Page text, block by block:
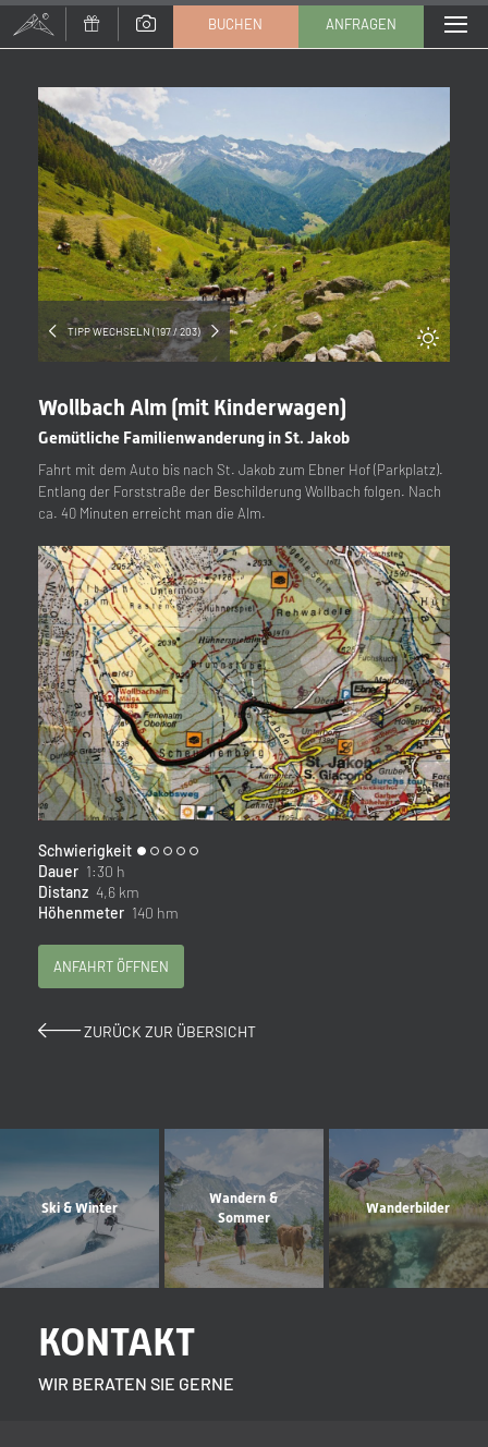
BUCHEN ANFRAGEN
TIPP WECHSELN (197 / 203)
Wollbach Alm (mit Kinderwagen)
Gemütliche Familienwanderung in St. Jakob
Fahrt mit dem Auto bis nach St. Jakob zum Ebner Hof (Parkplatz).
Entlang der Forststraße der Beschilderung Wollbach folgen. Nach
ca. 40 Minuten erreicht man die Alm.
Schwierigkeit
Dauer 1:30 h
Distanz 4,6 km
Höhenmeter 140 hm
ANFAHRT ÖFFNEN
ZURÜCK ZUR ÜBERSICHT
Ski & Winter
Wandern &
Sommer
Wanderbilder
KONTAKT
WIR BERATEN SIE GERNE
Anrede
Familie Herr Frau
Vorname Nachname*
E-Mail*
*Pflichtfelder
Anfragen